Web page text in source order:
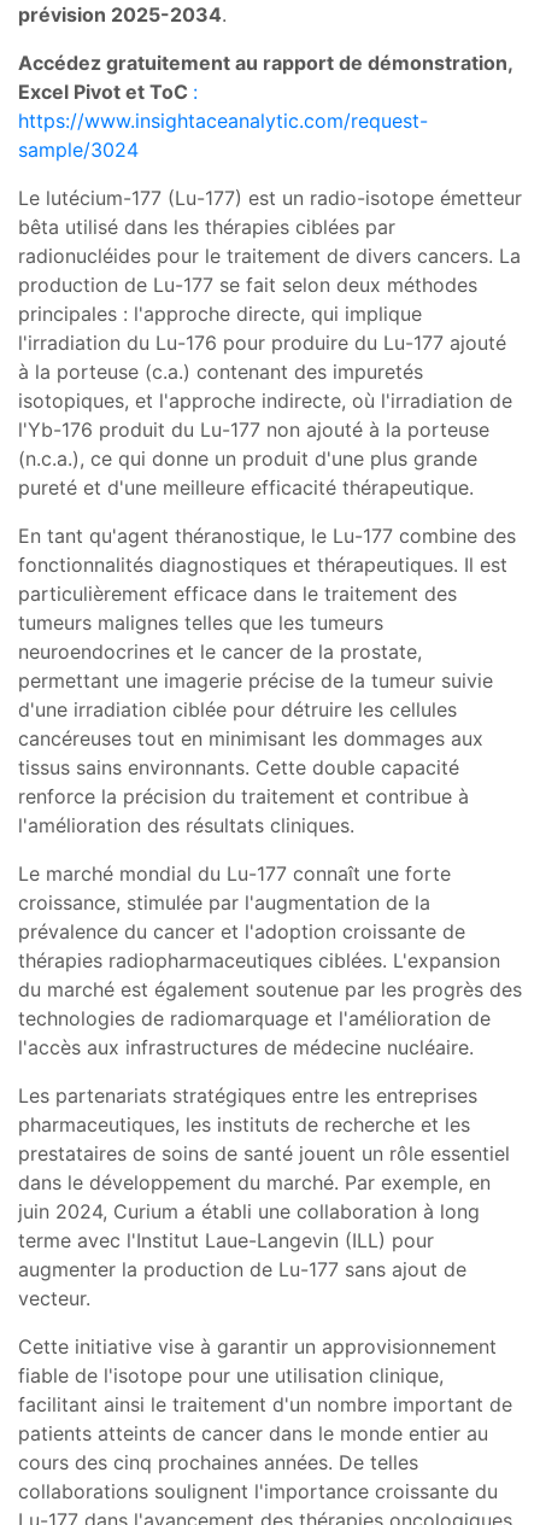
prévision 2025-2034.
Accédez gratuitement au rapport de démonstration,
Excel Pivot et ToC :
https://www.insightaceanalytic.com/request-
sample/3024
Le lutécium-177 (Lu-177) est un radio-isotope émetteur
bêta utilisé dans les thérapies ciblées par
radionucléides pour le traitement de divers cancers. La
production de Lu-177 se fait selon deux méthodes
principales : l'approche directe, qui implique
l'irradiation du Lu-176 pour produire du Lu-177 ajouté
à la porteuse (c.a.) contenant des impuretés
isotopiques, et l'approche indirecte, où l'irradiation de
l'Yb-176 produit du Lu-177 non ajouté à la porteuse
(n.c.a.), ce qui donne un produit d'une plus grande
pureté et d'une meilleure efficacité thérapeutique.
En tant qu'agent théranostique, le Lu-177 combine des
fonctionnalités diagnostiques et thérapeutiques. Il est
particulièrement efficace dans le traitement des
tumeurs malignes telles que les tumeurs
neuroendocrines et le cancer de la prostate,
permettant une imagerie précise de la tumeur suivie
d'une irradiation ciblée pour détruire les cellules
cancéreuses tout en minimisant les dommages aux
tissus sains environnants. Cette double capacité
renforce la précision du traitement et contribue à
l'amélioration des résultats cliniques.
Le marché mondial du Lu-177 connaît une forte
croissance, stimulée par l'augmentation de la
prévalence du cancer et l'adoption croissante de
thérapies radiopharmaceutiques ciblées. L'expansion
du marché est également soutenue par les progrès des
technologies de radiomarquage et l'amélioration de
l'accès aux infrastructures de médecine nucléaire.
Les partenariats stratégiques entre les entreprises
pharmaceutiques, les instituts de recherche et les
prestataires de soins de santé jouent un rôle essentiel
dans le développement du marché. Par exemple, en
juin 2024, Curium a établi une collaboration à long
terme avec l'Institut Laue-Langevin (ILL) pour
augmenter la production de Lu-177 sans ajout de
vecteur.
Cette initiative vise à garantir un approvisionnement
fiable de l'isotope pour une utilisation clinique,
facilitant ainsi le traitement d'un nombre important de
patients atteints de cancer dans le monde entier au
cours des cinq prochaines années. De telles
collaborations soulignent l'importance croissante du
Lu-177 dans l'avancement des thérapies oncologiques